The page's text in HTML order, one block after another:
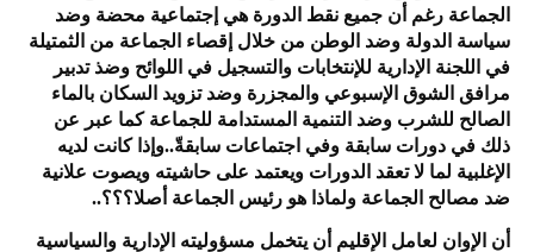
الجماعة رغم أن جميع نقط الدورة هي إجتماعية محضة وضد
سياسة الدولة وضد الوطن من خلال إقصاء الجماعة من الثمتيلة
في اللجنة الإدارية للإنتخابات والتسجيل في اللوائح وضذ تدبير
مرافق الشوق الإسبوعي والمجزرة وضد تزويد السكان بالماء
الصالح للشرب وضد التنمية المستدامة للجماعة كما عبر عن
ذلك في دورات سابقة وفي اجتماعات سابقةّ..وإذا كانت لديه
الإغلبية لما لا تعقد الدورات ويعتمد على حاشيته ويصوت علانية
ضد مصالح الجماعة ولماذا هو رئيس الجماعة أصلا؟؟؟..
أن الإوان لعامل الإقليم أن يتخمل مسؤوليته الإدارية والسياسية